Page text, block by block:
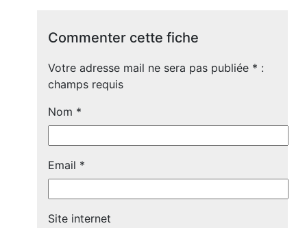
Commenter cette fiche
Votre adresse mail ne sera pas publiée * :
champs requis
Nom *
Email *
Site internet